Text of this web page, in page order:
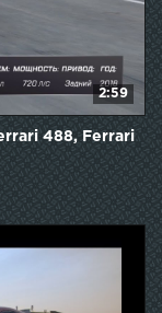
2:59
488, Ferrari